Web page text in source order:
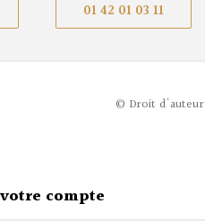
01 42 01 03 11
© Droit d'auteur
compte